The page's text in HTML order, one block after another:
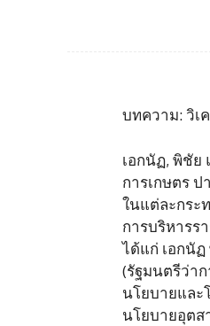
บทความ: วิเ
เอกนัฏ, พิชัย
การเกษตร
ในแต่ละกระ
การบริหารร
ได้แก่ เอกนั
(รัฐมนตรีว่า
นโยบายและ
นโยบายอุตส